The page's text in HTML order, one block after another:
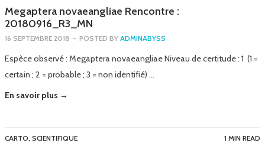
Megaptera novaeangliae Rencontre :
20180916_R3_MN
16 SEPTEMBRE 2018 - POSTED BY ADMINABYSS
Espèce observé : Megaptera novaeangliae Niveau de certitude : 1 (1 =
certain ; 2 = probable ; 3 = non identifié) …
En savoir plus →
CARTO, SCIENTIFIQUE 1 MIN READ